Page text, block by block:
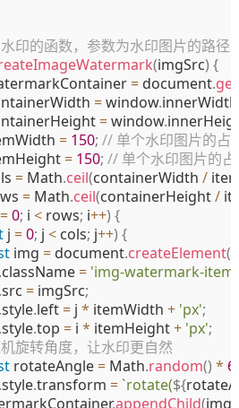
印的函数，参数为水印图片的路径
(imgSrc) {
= document.
= window.innerWidth
= window.
= 150; // 单个水印图片的占
= 150; // 单个水印图片的
= Math.ceil(containerWidth /
= Math.ceil(containerHeight /
=0; i < rows; i++) {
j =0; j < cols; j++) {
img = document.createElement(
.className = 'img-watermark-item'
.src = imgSrc;
.style.left = j * itemWidth + 'px';
.style.top = i * itemHeight + 'px';
旋转角度，让水印更自然
rotateAngle = Math.random() *
.style.transform =`rotate(${
watermarkContainer
.appendChild(img